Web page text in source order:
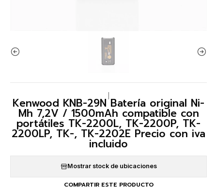
Kenwood KNB-29N Batería original Ni-
Mh 7,2V / 1500mAh compatible con
portátiles TK-2200L, TK-2200P, TK-
2200LP, TK-, TK-2202E Precio con iva
incluido
Mostrar stock de ubicaciones
COMPARTIR ESTE PRODUCTO